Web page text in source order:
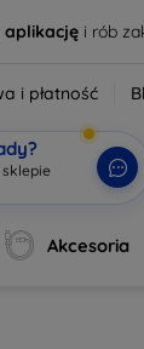
aplikacjęi rób
i płatność
sklepie
Akcesoria